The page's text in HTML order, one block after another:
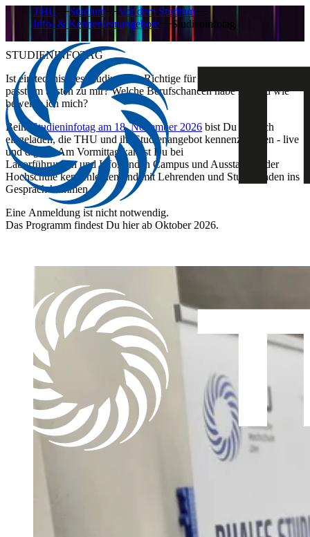
THU Studium
Vor dem Studium
Info- & Kennenlernangebote
Studieninfotag
STUDIENINFOTAG
​​​​​​​​​​​​​​​​​​​​​​​​​​​​​​​​​​​​​​​​​​​​​​​​​​​​​​​​​​​​​​​​​​​​Ist ein technisches Studium das Richtige für mich? Welches Fach
passt am besten zu mir? Welche Berufschancen habe ich und wie
bewerbe ich mich?
Beim Studieninfotag am 18. November 2026 bist Du herzlich
eingeladen, die THU und ihr Studienangebot kennenzulernen - live
und digital. Am Vormittag kannst Du bei
Laborführungen und Infoständen Campus und Ausstattung der
Hochschule kennenlernen und mit Lehrenden und Studierenden ins
Gespräch kommen.
Eine ​Anmeldung ist nicht notwendig.​
Das Programm findest Du hier ab Oktober 2026.